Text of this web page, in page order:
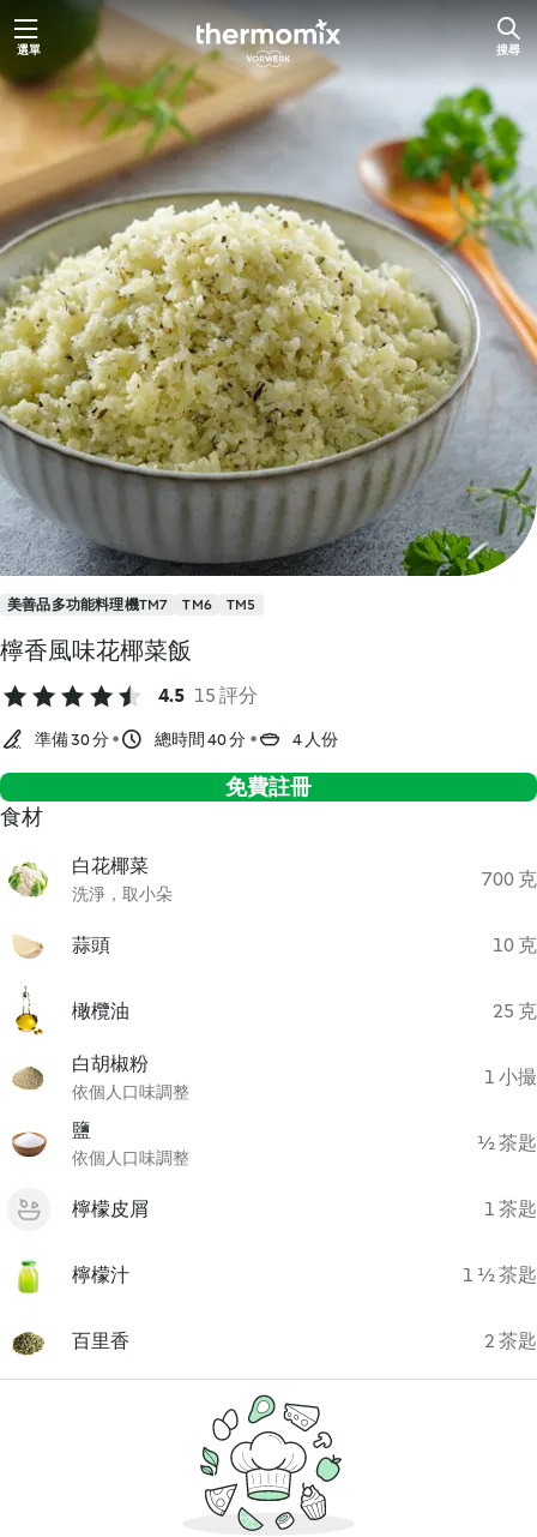
跳
至
主
要
內
容
選單 搜尋
美善品多功能料理機TM7 TM6 TM5
檸香風味花椰菜飯
4.5 15 評分
準備 30 分 總時間 40 分 4 人份
免費註冊
食材
白花椰菜
洗淨，取小朵
700 克
蒜頭 10 克
橄欖油 25 克
白胡椒粉
依個人口味調整
1 小撮
鹽
依個人口味調整
½ 茶匙
檸檬皮屑 1 茶匙
檸檬汁 1 ½ 茶匙
百里香 2 茶匙